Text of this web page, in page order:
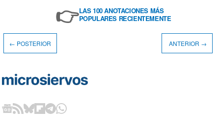
👉LAS 100 ANOTACIONES MÁS
POPULARES RECIENTEMENTE
← POSTERIOR ANTERIOR →